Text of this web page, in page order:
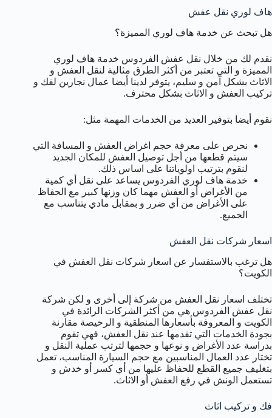
هاف لوري نقل عفش
هل تبحث عن خدمة هاف لوري المميزة؟
نقدم لك من خلال نقل عفش الفردوس خدمة هاف لوري
المميزة و التي تعتبر من أكثر الطرق مثالية لنقل العفش و
الاثاث بشكل آمن و سليم، يتوفر لدينا أيضا عمال نجارين لفك و
تركيب العفش و الاثاث بشكل محترف.
نقوم أيضا بتوفير العديد من الخدمات المهمة مثل:
نحرص على معرفة حجم اغراض العفش و المسافة التي
سيتم قطعها من أجل توصيل العفش للمكان الجديد
لنقوم بترتيب اولوياتنا على اساس ذلك.
خدمة هاف لوري الفردوس يساعد على نقل أي كمية
من الأغراض أو العفش مهما كان وزنها كبير مع الحفاظ
على الأغراض من أي ضرر و بمقابل مادي يتناسب مع
الجميع.
اسعار شركات نقل العفش
هل ترغب بالاستفسار عن اسعار شركات نقل العفش في
الكويت؟
تختلف اسعار نقل العفش من شركة إلى أخرى و لكن شركة
نقل عفش الفردوس هي من أكثر الشركات الرائدة في
الكويت و المعروفة بأسعارها المنطقية و الرخيصة مقارنة
بجودة الخدمات التي تقدمها عند نقل العفش، فهي تقوم
بدراسة عدد الأغراض و نوعها و حجمها لترتب عملية النقل و
تختار عدد العمال المناسبين مع حجم السيارة المناسب، تعمل
بتغليف جميع القطع للحفاظ عليها من أي كسر أو خدش و
تستعمل الونش في رفع العفش أو الاثاث.
فك و تركيب اثاث